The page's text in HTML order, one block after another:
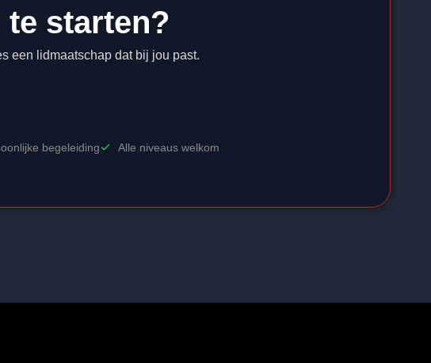
te starten?
een lidmaatschap dat bij jou past.
begeleiding Alle niveaus welkom